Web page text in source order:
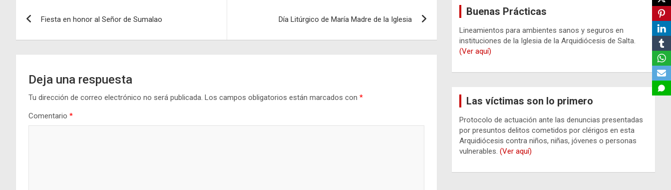
Fiesta en honor al Señor de Sumalao Día Litúrgico de María Madre de la Iglesia
Deja una respuesta
Tu dirección de correo electrónico no será publicada. Los campos obligatorios están marcados con *
Comentario *
Buenas Prácticas
Lineamientos para ambientes sanos y seguros en
instituciones de la Iglesia de la Arquidiócesis de Salta.
(Ver aquí)
Las víctimas son lo primero
Protocolo de actuación ante las denuncias presentadas
por presuntos delitos cometidos por clérigos en esta
Arquidiócesis contra niños, niñas, jóvenes o personas
vulnerables.(Ver aquí)